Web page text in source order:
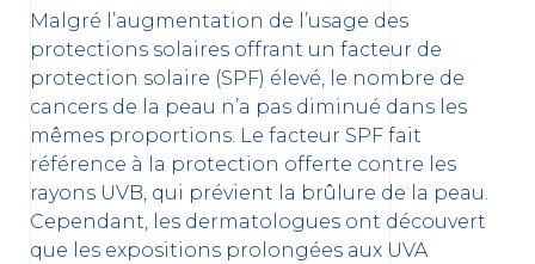
Malgré l’augmentation de l’usage des
protections solaires offrant un facteur de
protection solaire (SPF) élevé, le nombre de
cancers de la peau n’a pas diminué dans les
mêmes proportions. Le facteur SPF fait
référence à la protection offerte contre les
rayons UVB, qui prévient la brûlure de la peau.
Cependant, les dermatologues ont découvert
que les expositions prolongées aux UVA